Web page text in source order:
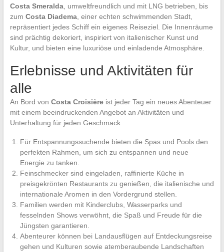
Costa Smeralda, umweltfreundlich und mit LNG betrieben, bis
zum Costa Diadema, einer echten schwimmenden Stadt,
repräsentiert jedes Schiff ein eigenes Reiseziel. Die Innenräume
sind prächtig dekoriert, inspiriert von italienischer Kunst und
Kultur, und bieten eine luxuriöse und einladende Atmosphäre.
Erlebnisse und Aktivitäten für
alle
An Bord von Costa Croisièreist jeder Tag ein neues Abenteuer
mit einem beeindruckenden Angebot an Aktivitäten und
Unterhaltung für jeden Geschmack.
Für Entspannungssuchende bieten die Spas und Pools den
perfekten Rahmen, um sich zu entspannen und neue
Energie zu tanken.
Feinschmecker sind eingeladen, raffinierte Küche in
preisgekrönten Restaurants zu genießen, die italienische und
internationale Aromen in den Vordergrund stellen.
Familien werden mit Kinderclubs, Wasserparks und
fesselnden Shows verwöhnt, die Spaß und Freude für die
Jüngsten garantieren.
Abenteurer können bei Landausflügen auf Entdeckungsreise
gehen und Kulturen sowie atemberaubende Landschaften